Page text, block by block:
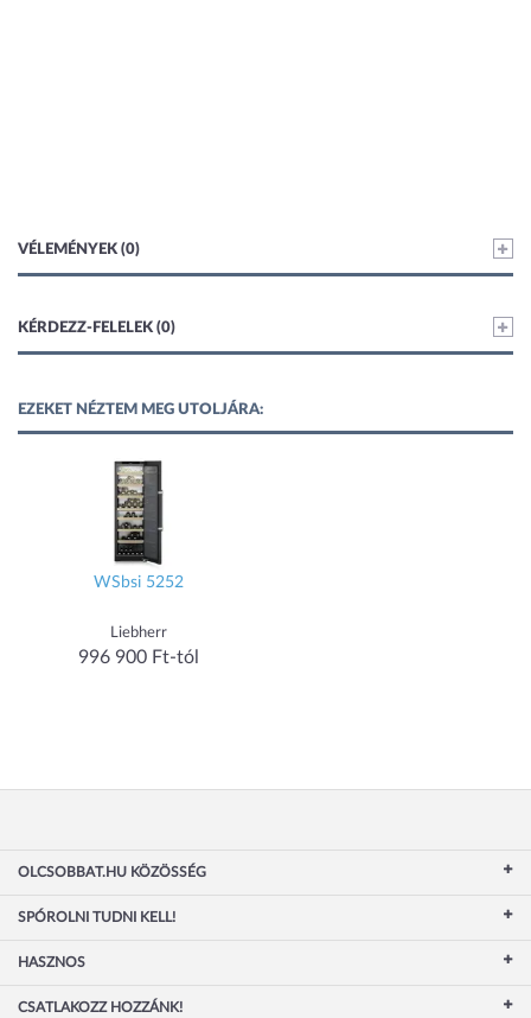
VÉLEMÉNYEK (0)
KÉRDEZZ-FELELEK (0)
EZEKET NÉZTEM MEG UTOLJÁRA:
WSbsi 5252
Liebherr
996 900 Ft-tól
OLCSOBBAT.HU KÖZÖSSÉG
SPÓROLNI TUDNI KELL!
HASZNOS
CSATLAKOZZ HOZZÁNK!